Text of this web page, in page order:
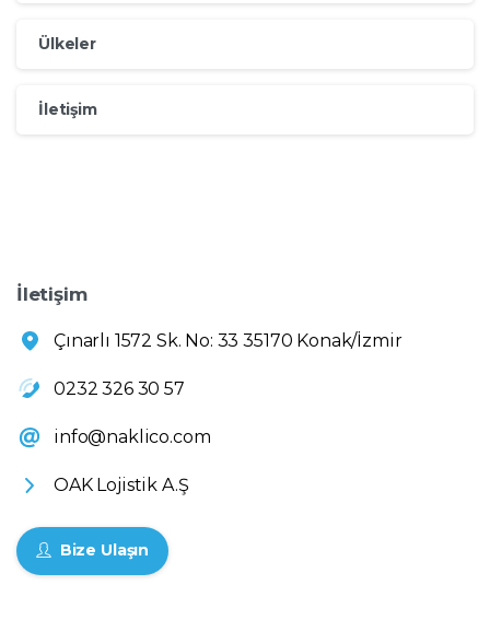
Ülkeler
İletişim
İletişim
Çınarlı 1572 Sk. No: 33 35170 Konak/İzmir
0232 326 30 57
info@naklico.com
OAK Lojistik A.Ş
Bize Ulaşın